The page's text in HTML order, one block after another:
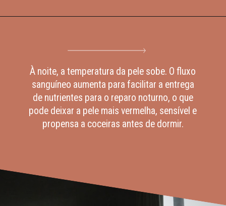
À noite, a temperatura da pele sobe. O fluxo
sanguíneo aumenta para facilitar a entrega
de nutrientes para o reparo noturno, o que
pode deixar a pele mais vermelha, sensível e
propensa a coceiras antes de dormir.